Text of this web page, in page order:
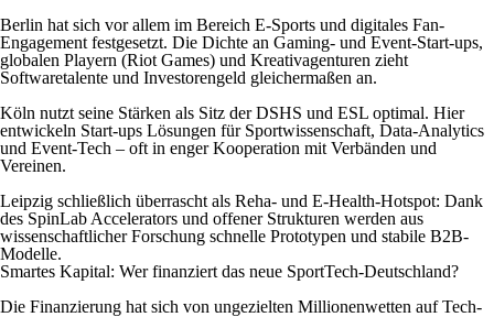
Berlin hat sich vor allem im Bereich E-Sports und digitales Fan-
Engagement festgesetzt. Die Dichte an Gaming- und Event-Start-ups,
globalen Playern (Riot Games) und Kreativagenturen zieht
Softwaretalente und Investorengeld gleichermaßen an.
Köln nutzt seine Stärken als Sitz der DSHS und ESL optimal. Hier
entwickeln Start-ups Lösungen für Sportwissenschaft, Data-Analytics
und Event-Tech – oft in enger Kooperation mit Verbänden und
Vereinen.
Leipzig schließlich überrascht als Reha- und E-Health-Hotspot: Dank
des SpinLab Accelerators und offener Strukturen werden aus
wissenschaftlicher Forschung schnelle Prototypen und stabile B2B-
Modelle.
Smartes Kapital: Wer finanziert das neue SportTech-Deutschland?
Die Finanzierung hat sich von ungezielten Millionenwetten auf Tech-